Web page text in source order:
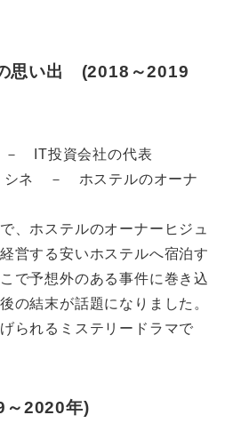
思い出 (2018～2019
－ IT投資会社の代表
シネ － ホステルのオーナ
、ホステルのオーナーヒジュ
営する安いホステルへ宿泊す
で予想外のある事件に巻き込
の結末が話題になりました。
られるミステリードラマで
2020年)